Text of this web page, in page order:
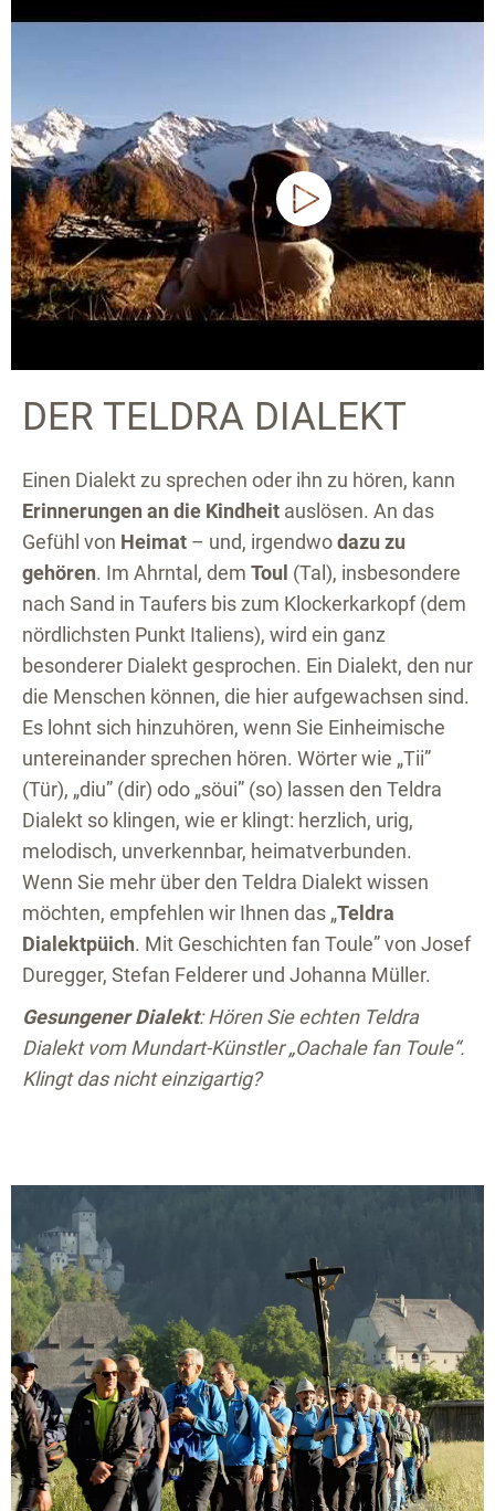
DER TELDRA DIALEKT
Einen Dialekt zu sprechen oder ihn zu hören, kann
Erinnerungen an die Kindheit auslösen. An das
Gefühl von Heimat – und, irgendwodazu zu
gehören. Im Ahrntal, dem Toul (Tal), insbesondere
nach Sand in Taufers bis zum Klockerkarkopf (dem
nördlichsten Punkt Italiens), wird ein ganz
besonderer Dialekt gesprochen. Ein Dialekt, den nur
die Menschen können, die hier aufgewachsen sind.
Es lohnt sich hinzuhören, wenn Sie Einheimische
untereinander sprechen hören. Wörter wie „Tii”
(Tür), „diu” (dir) odo „söui” (so) lassen den Teldra
Dialekt so klingen, wie er klingt: herzlich, urig,
melodisch, unverkennbar, heimatverbunden.
Wenn Sie mehr über den Teldra Dialekt wissen
möchten, empfehlen wir Ihnen das „Teldra
Dialektpüich. Mit Geschichten fan Toule” von Josef
Duregger, Stefan Felderer und Johanna Müller.
Gesungener Dialekt: Hören Sie echten Teldra
Dialekt vom Mundart-Künstler „Oachale fan Toule“.
Klingt das nicht einzigartig?